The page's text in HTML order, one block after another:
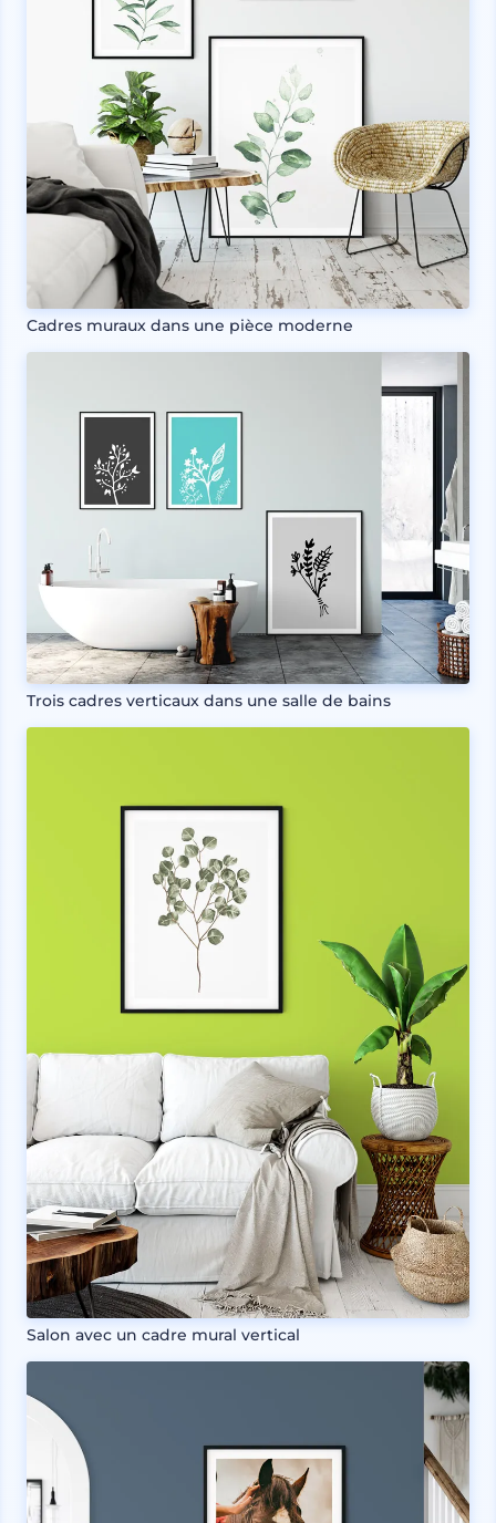
Cadres muraux dans une pièce moderne
Trois cadres verticaux dans une salle de bains
Salon avec un cadre mural vertical